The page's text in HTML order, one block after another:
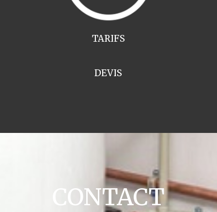
TARIFS
DEVIS
CONTACT